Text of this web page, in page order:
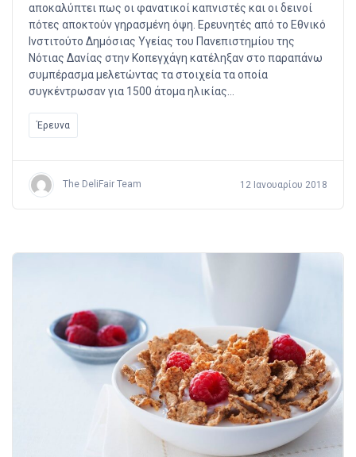
αποκαλύπτει πως οι φανατικοί καπνιστές και οι δεινοί
πότες αποκτούν γηρασμένη όψη. Ερευνητές από το Εθνικό
Ινστιτούτο Δημόσιας Υγείας του Πανεπιστημίου της
Νότιας Δανίας στην Κοπεγχάγη κατέληξαν στο παραπάνω
συμπέρασμα μελετώντας τα στοιχεία τα οποία
συγκέντρωσαν για 1500 άτομα ηλικίας…
Έρευνα
The DeliFair Team 12 Ιανουαρίου 2018